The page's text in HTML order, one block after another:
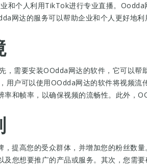
个人利用TikTok进行专业直播。Oodda
网达的服务可以帮助企业和个人更好地
，需要安装OOdda网达的软件，它可以
户可以使用OOdda网达的软件将视频
和帧率，以确保视频的流畅性。此外，
提高您的受众群体，并增加您的粉丝数
您想要推广的产品或服务。其次，您需